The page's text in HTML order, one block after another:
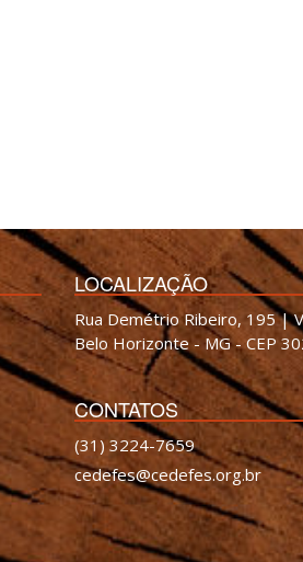
LOCALIZAÇÃO
Rua Demétrio Ribeiro, 195 |
Belo Horizonte - MG - CEP
CONTATOS
(31) 3224-7659
cedefes@cedefes.org.br